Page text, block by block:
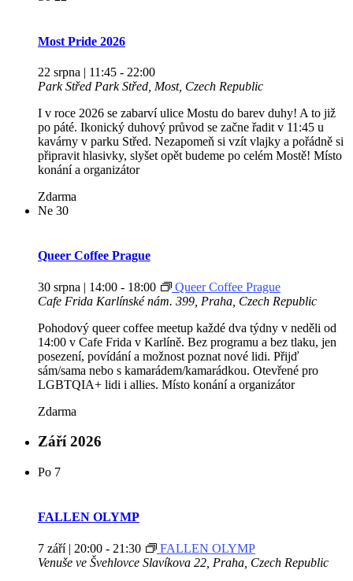
Most Pride 2026
22 srpna | 11:45 - 22:00
Park Střed Park Střed, Most, Czech Republic
I v roce 2026 se zabarví ulice Mostu do barev duhy! A to již
po páté. Ikonický duhový průvod se začne řadit v 11:45 u
kavárny v parku Střed. Nezapomeň si vzít vlajky a pořádně si
připravit hlasivky, slyšet opět budeme po celém Mostě! Místo
konání a organizátor
Zdarma
Ne 30
Queer Coffee Prague
30 srpna | 14:00 - 18:00
Queer Coffee Prague
Cafe Frida Karlínské nám. 399, Praha, Czech Republic
Pohodový queer coffee meetup každé dva týdny v neděli od
14:00 v Cafe Frida v Karlíně. Bez programu a bez tlaku, jen
posezení, povídání a možnost poznat nové lidi. Přijď
sám/sama nebo s kamarádem/kamarádkou. Otevřené pro
LGBTQIA+ lidi i allies. Místo konání a organizátor
Zdarma
Září 2026
Po 7
FALLEN OLYMP
7 září | 20:00 - 21:30
FALLEN OLYMP
Venuše ve Švehlovce Slavíkova 22, Praha, Czech Republic